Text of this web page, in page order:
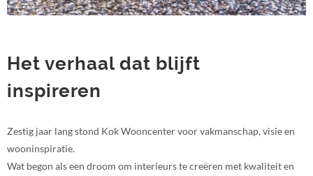
Het verhaal dat blijft
inspireren
Zestig jaar lang stond Kok Wooncenter voor vakmanschap, visie en
wooninspiratie.
Wat begon als een droom om interieurs te creëren met kwaliteit en